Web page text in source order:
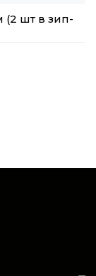
(2 шт в зип-